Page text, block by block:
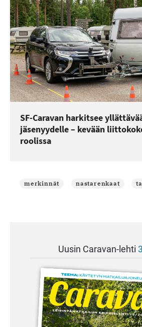
SF-Caravan harkitsee
jäsenyydelle – kevään
roolissa
merkinnät nastarenkaat
Uusin Caravan-lehti